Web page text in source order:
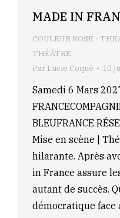
MADE IN
COULEUR ROSE -
THÉÂTRE
Par Lucie Coqué 10
Samedi 6 Mars
BLEUFRANCE
Mise en scène |
hilarante. Après
in France assure
autant de succès.
démocratique face